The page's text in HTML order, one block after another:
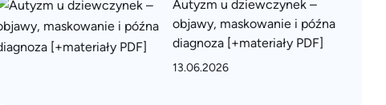
Autyzm u dziewczynek –
objawy, maskowanie i późna
diagnoza [+materiały PDF]
13.06.2026